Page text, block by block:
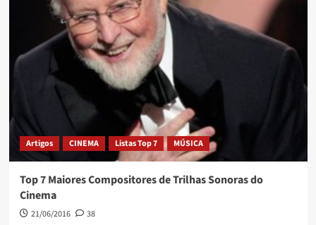
Artigos CINEMA Listas Top 7 MÚSICA
Top 7 Maiores Compositores de Trilhas Sonoras do
Cinema
21/06/2016
38